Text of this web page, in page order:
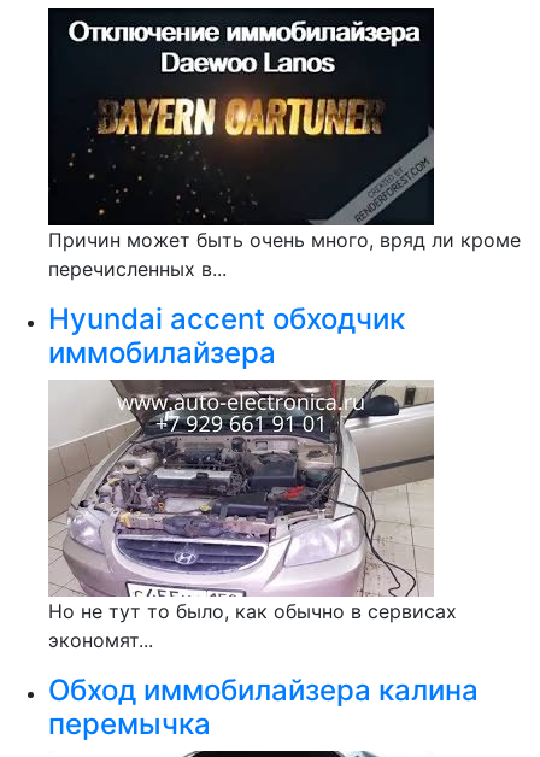
Причин может быть очень много, вряд ли кроме
перечисленных в...
Hyundai accent обходчик
иммобилайзера
Но не тут то было, как обычно в сервисах
экономят...
Обход иммобилайзера калина
перемычка